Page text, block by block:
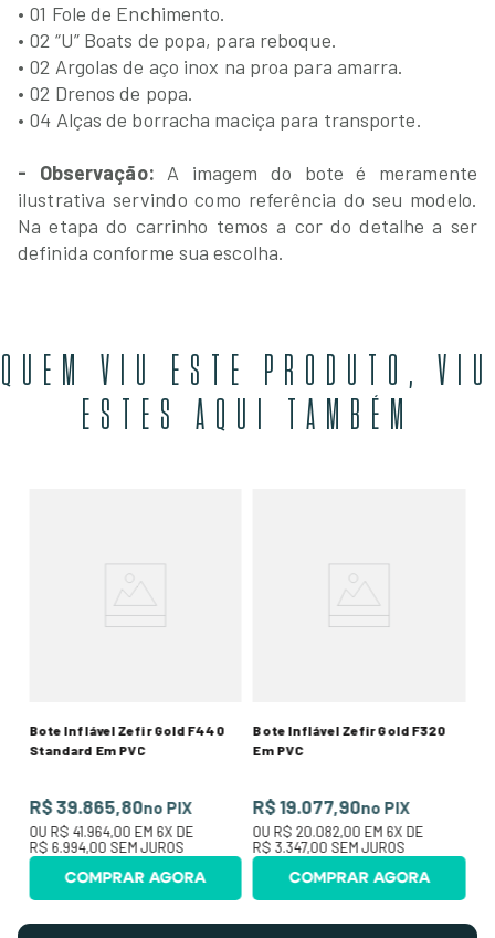
• 01 Fole de Enchimento.
• 02 “U” Boats de popa, para reboque.
• 02 Argolas de aço inox na proa para amarra.
• 02 Drenos de popa.
• 04 Alças de borracha maciça para transporte.
- Observação: A imagem do bote é meramente
ilustrativa servindo como referência do seu modelo.
Na etapa do carrinho temos a cor do detalhe a ser
definida conforme sua escolha.
QUEM VIU ESTE PRODUTO, VIU
ESTES AQUI TAMBÉM
Bote Inflável Zefir Gold F440
Standard Em PVC
R$ 39.865,80no PIX
OU R$ 41.964,00 EM 6X DE
R$ 6.994,00 SEM JUROS
COMPRAR AGORA
Bote Inflável Zefir Gold F320
Em PVC
R$ 19.077,90no PIX
OU R$ 20.082,00 EM 6X DE
R$ 3.347,00 SEM JUROS
COMPRAR AGORA